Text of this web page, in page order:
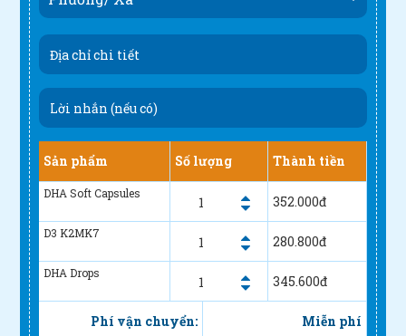
Sản phẩm
DHA Soft Capsules
D3 K2MK7
DHA Drops
Số lượng Thành tiền
352.000đ
280.800đ
345.600đ
Phí vận chuyển: Miễn phí